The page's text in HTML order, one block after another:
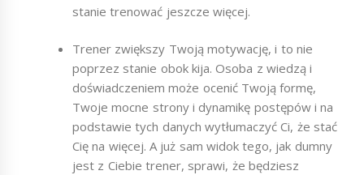
stanie trenować jeszcze więcej.
Trener zwiększy Twoją motywację, i to nie
poprzez stanie obok kija. Osoba z wiedzą i
doświadczeniem może ocenić Twoją formę,
Twoje mocne strony i dynamikę postępów i na
podstawie tych danych wytłumaczyć Ci, że stać
Cię na więcej. A już sam widok tego, jak dumny
jest z Ciebie trener, sprawi, że będziesz